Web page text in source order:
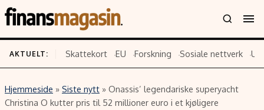
Innhold Emner
AKTUELT: Skattekort EU Forskning Sosiale nettverk
Hjemmeside » Siste nytt » Onassis’ legendariske superyacht
Christina O kutter pris til 52 millioner euro i et kjøligere